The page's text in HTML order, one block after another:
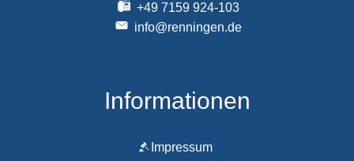
+49 7159 924-103
info@renningen.de
Informationen
Impressum